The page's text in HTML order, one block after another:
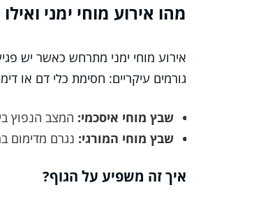
מהו אירוע מוחי ימני
אירוע מוחי ימני מתרחש כאשר יש
גורמים עיקריים: חסימת כלי דם או
שבץ מוחי איסכמי: המצב הנפוץ
שבץ מוחי המורגי: נגרם מדימום
איך זה משפיע על הגוף?